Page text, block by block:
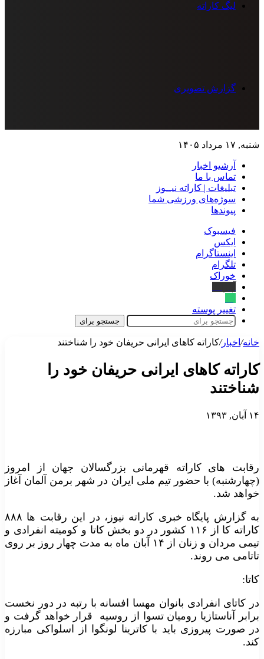
لیگ کاراته
گزارش تصویری
شنبه, ۱۷ مرداد ۱۴۰۵
آرشیو اخبار
تماس‌ با‌ ما
تبلیغات | کاراته نیــوز
سوژه‌های ورزشی شما
پیوندها
فیسبوک
ایکس
اینستاگرام
تلگرام
خوراک
تغییر پوسته
جستجو برای
خانه/ اخبار/کاراته کاهای ایرانی حریفان خود را شناختند
کاراته کاهای ایرانی حریفان خود را
شناختند
۱۴ آبان, ۱۳۹۳
رقابت های کاراته قهرمانی بزرگسالان جهان از امروز
(چهارشنبه) با حضور تیم ملی ایران در شهر برمن آلمان آغاز
خواهد شد.
به گزارش پایگاه خبری کاراته نیوز، در این رقابت ها ۸۸۸
کاراته کا از ۱۱۶ کشور در دو بخش کاتا و کومیته انفرادی و
تیمی مردان و زنان از ۱۴ آبان ماه به مدت چهار روز بر روی
تاتامی می روند.
کاتا:
در کاتای انفرادی بانوان مهسا افسانه با رتبه در دور نخست
برابر آناستازیا رومیان تسوا از روسیه قرار خواهد گرفت و
در صورت پیروزی باید با کاترینا لونگوا از اسلواکی مبارزه
کند.